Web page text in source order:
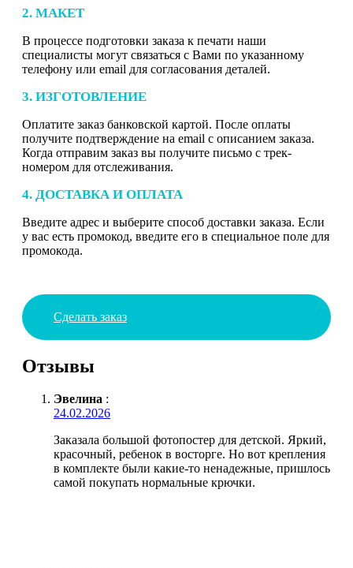
2. МАКЕТ
В процессе подготовки заказа к печати наши
специалисты могут связаться с Вами по указанному
телефону или email для согласования деталей.
3. ИЗГОТОВЛЕНИЕ
Оплатите заказ банковской картой. После оплаты
получите подтверждение на email с описанием заказа.
Когда отправим заказ вы получите письмо с трек-
номером для отслеживания.
4. ДОСТАВКА И ОПЛАТА
Введите адрес и выберите способ доставки заказа. Если
у вас есть промокод, введите его в специальное поле для
промокода.
Сделать заказ
Отзывы
Эвелина :
24.02.2026
Заказала большой фотопостер для детской. Яркий,
красочный, ребенок в восторге. Но вот крепления
в комплекте были какие-то ненадежные, пришлось
самой покупать нормальные крючки.